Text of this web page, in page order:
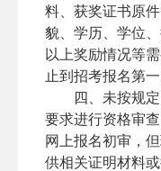
料、获奖证书原
貌、学历、学位
以上奖励情况等
止到招考报名第一
四、未按规
要求进行资格审
网上报名初审，
供相关证明材料